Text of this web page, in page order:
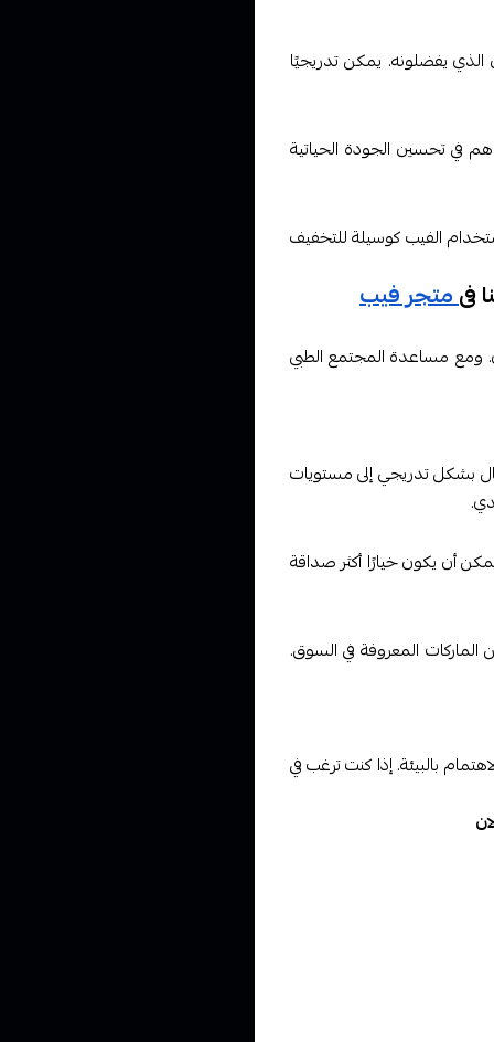
الذي يفضلونه. يمكن تدريجيًا
في تحسين الجودة الحياتية
الفيب كوسيلة للتخفيف
فىمتجر فيب
ومع مساعدة المجتمع الطبي
بشكل تدريجي إلى مستويات
أن يكون خيارًا أكثر صداقة
المعروفة في السوق.
بالبيئة. إذا كنت ترغب في